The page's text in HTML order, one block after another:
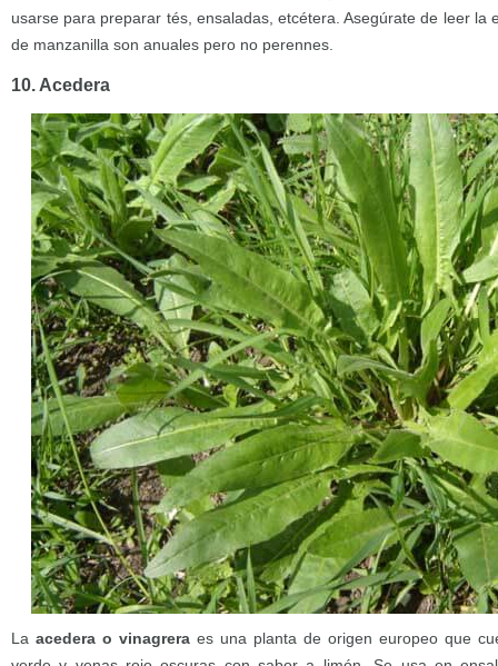
usarse para preparar tés, ensaladas, etcétera. Asegúrate de leer la
de manzanilla son anuales pero no perennes.
10. Acedera
La acedera o vinagrera es una planta de origen europeo que